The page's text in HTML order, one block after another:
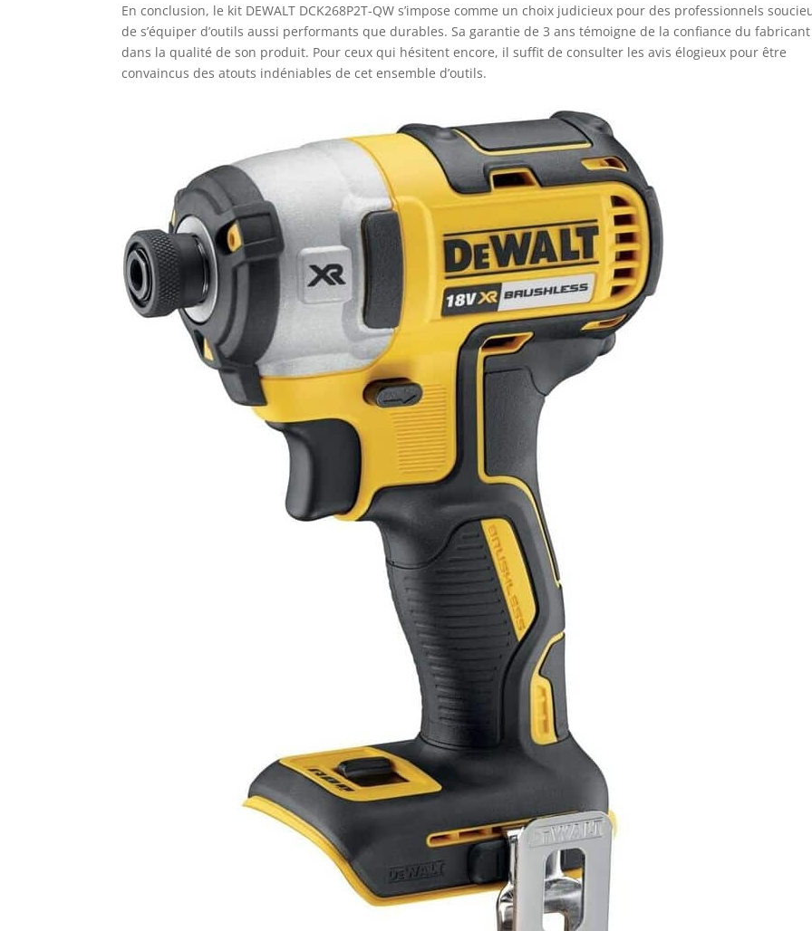
En conclusion, le kit DEWALT DCK268P2T-QW s’impose comme un choix judicieux pour des professionnels
de s’équiper d’outils aussi performants que durables. Sa garantie de 3 ans témoigne de la confiance du fabricant
dans la qualité de son produit. Pour ceux qui hésitent encore, il suffit de consulter les avis élogieux pour être
convaincus des atouts indéniables de cet ensemble d’outils.